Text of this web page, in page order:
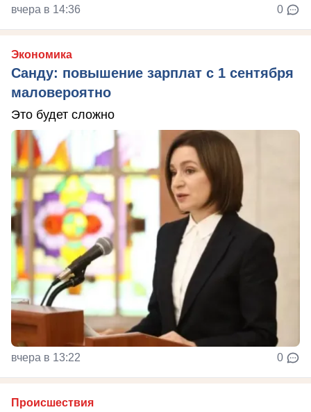
вчера в 14:36 0
Экономика
Санду: повышение зарплат с 1 сентября
маловероятно
Это будет сложно
вчера в 13:22 0
Происшествия